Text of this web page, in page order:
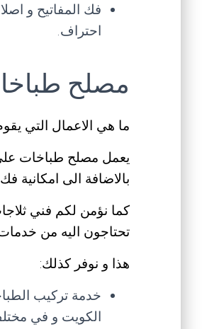
فك المفاتيح و
احتراف.
مصلح
ما هي الاعمال التي
يعمل مصلح طباخات على
بالاضافة الى امكانية
كما نؤمن لكم فني
تحتاجون اليه من خدمات
هذا و نوفر كذلك:
خدمة تركيب
الكويت و في